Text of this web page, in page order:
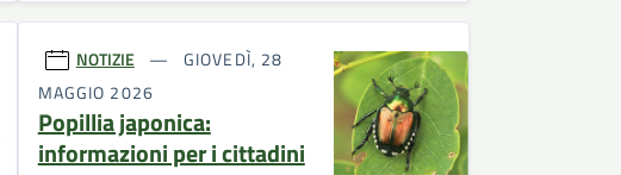
NOTIZIE
GIOVEDÌ, 28
MAGGIO 2026
Popillia japonica:
informazioni per i cittadini